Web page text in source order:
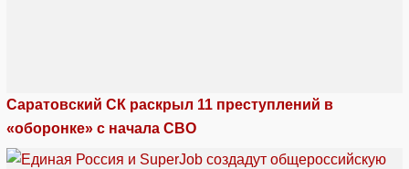
Саратовский СК раскрыл 11 преступлений в
«оборонке» с начала СВО